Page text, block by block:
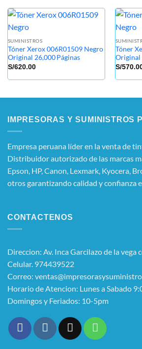
SUMINISTROS
Tóner Xerox 006R01509 Negro
Original 26,000 Páginas
S/620.00
Tóner
Original
S/
IMPRESORAS Y SUMINISTROS
Empresa peruana líder en la venta de
Distribuidor autorizado de las marcas
Epson, HP, Canon, Lexmark, Kyocera,
otros garantizando calidad y confianza
CONTACTENOS
Direccion: Av. Inca Garcilazo de la vega
Celular. 974439522
Correo:
Horario de Atencion: Lunes a Sabado
Domingos y Feriados: 10-5pm